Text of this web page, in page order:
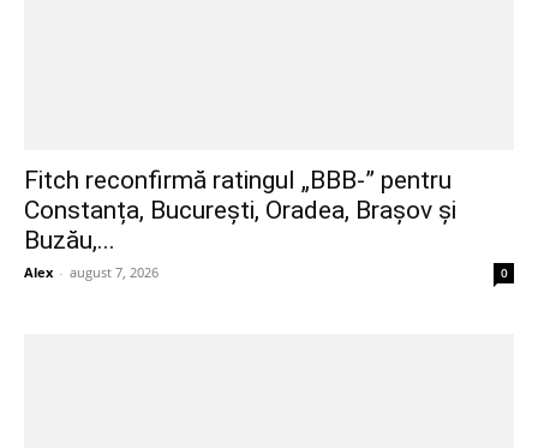
Fitch reconfirmă ratingul „BBB-” pentru
Constanța, București, Oradea, Brașov și
Buzău,...
Alex - august 7, 2026 0